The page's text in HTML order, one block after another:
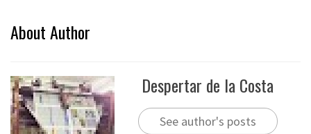
About Author
Despertar de la Costa
See author's posts